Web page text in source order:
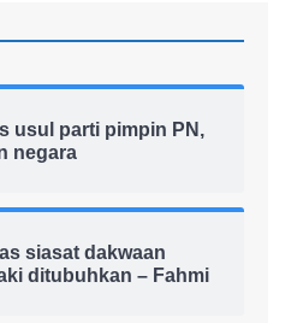
usul parti pimpin PN,
negara
siasat dakwaan
ditubuhkan – Fahmi